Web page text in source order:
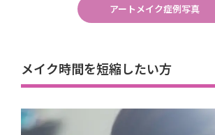
アートメイク症例写真
メイク時間を短縮したい方